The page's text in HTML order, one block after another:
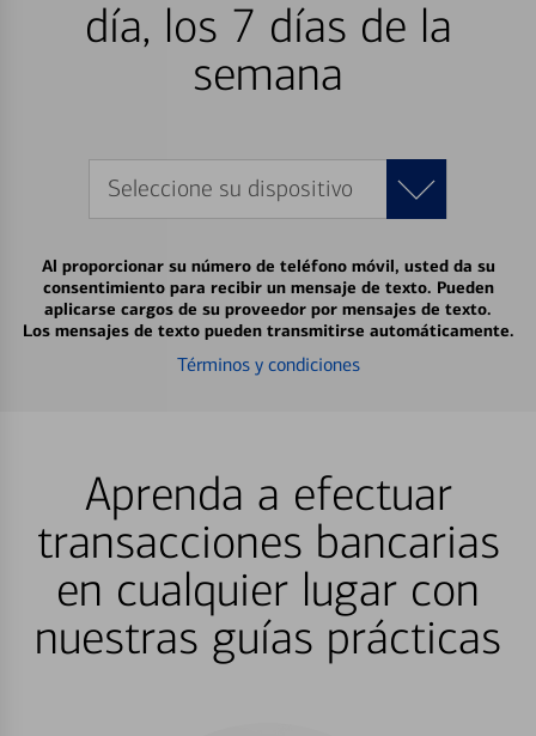
día, los 7 días de la
semana
Seleccione su dispositivo
Al proporcionar su número de teléfono móvil, usted da su
consentimiento para recibir un mensaje de texto. Pueden
aplicarse cargos de su proveedor por mensajes de texto.
Los mensajes de texto pueden transmitirse automáticamente.
Términos y condiciones
Aprenda a efectuar
transacciones bancarias
en cualquier lugar con
nuestras guías prácticas